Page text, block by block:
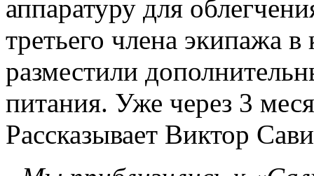
аппаратуру для
третьего члена экипажа
разместили
питания. Уже через 3
Рассказывает Виктор